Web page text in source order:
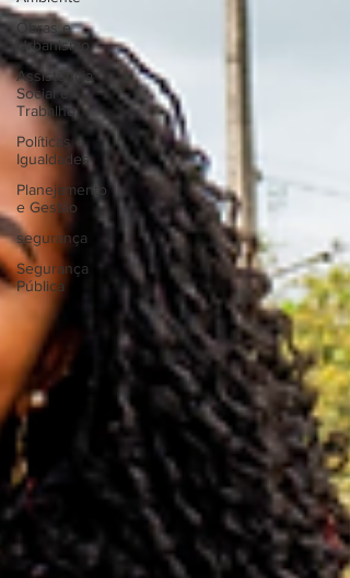
Obras e
Urbanismo
Assistência
Social e
Trabalho
Políticas e
Igualdades
Planejamento
e Gestão
segurança
Segurança
Pública